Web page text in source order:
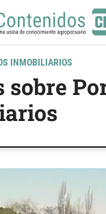
INMOBILIARIOS
sobre